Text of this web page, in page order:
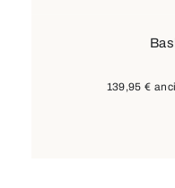
139,95 €